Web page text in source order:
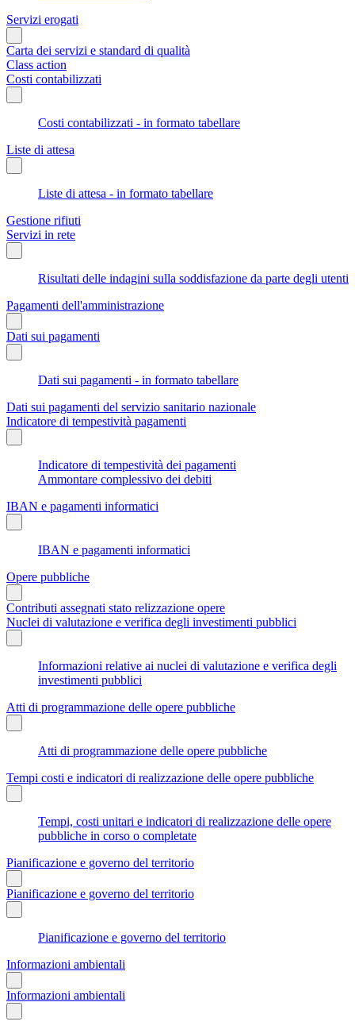
Servizi erogati
Carta dei servizi e standard di qualità
Class action
Costi contabilizzati
Costi contabilizzati - in formato tabellare
Liste di attesa
Liste di attesa - in formato tabellare
Gestione rifiuti
Servizi in rete
Risultati delle indagini sulla soddisfazione da parte degli utenti
Pagamenti dell'amministrazione
Dati sui pagamenti
Dati sui pagamenti - in formato tabellare
Dati sui pagamenti del servizio sanitario nazionale
Indicatore di tempestività pagamenti
Indicatore di tempestività dei pagamenti
Ammontare complessivo dei debiti
IBAN e pagamenti informatici
IBAN e pagamenti informatici
Opere pubbliche
Contributi assegnati stato relizzazione opere
Nuclei di valutazione e verifica degli investimenti pubblici
Informazioni relative ai nuclei di valutazione e verifica degli
investimenti pubblici
Atti di programmazione delle opere pubbliche
Atti di programmazione delle opere pubbliche
Tempi costi e indicatori di realizzazione delle opere pubbliche
Tempi, costi unitari e indicatori di realizzazione delle opere
pubbliche in corso o completate
Pianificazione e governo del territorio
Pianificazione e governo del territorio
Pianificazione e governo del territorio
Informazioni ambientali
Informazioni ambientali